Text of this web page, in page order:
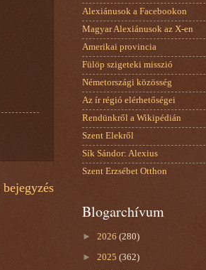
Alexiánusok a Facebookon
Magyar Alexiánusok az X-en
Amerikai provincia
Fülöp szigeteki misszió
Németországi közösség
Az ír régió elérhetőségei
Rendünkről a Wikipédián
Szent Elekről
Sík Sándor: Alexius
Szent Erzsébet Otthon
Blogarchívum
► 2026 (280)
► 2025 (362)